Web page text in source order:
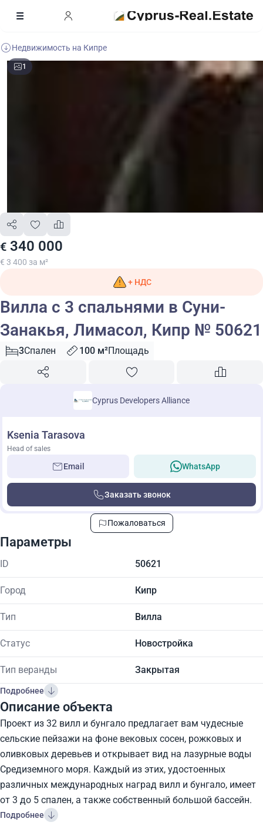
Недвижимость на Кипре
1
€ 340 000
€ 3 400 за м²
+ НДС
Вилла с 3 спальнями в Суни-
Занакья, Лимасол, Кипр № 50621
3Спален 100 м²Площадь
Cyprus Developers Alliance
Ksenia Tarasova
Head of sales
Email WhatsApp
Заказать звонок
Пожаловаться
Параметры
ID 50621
Город Кипр
Тип Вилла
Статус Новостройка
Тип веранды Закрытая
Подробнее
Описание объекта
Проект из 32 вилл и бунгало предлагает вам чудесные
сельские пейзажи на фоне вековых сосен, рожковых и
оливковых деревьев и открывает вид на лазурные воды
Средиземного моря. Каждый из этих, удостоенных
различных международных наград вилл и бунгало, имеет
от 3 до 5 спален, а также собственный большой бассейн.
Подробнее